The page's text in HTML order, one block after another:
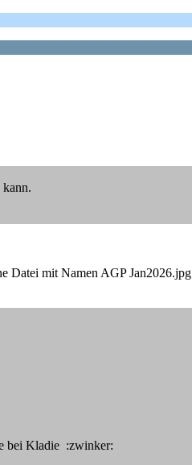
kann.
Datei mit Namen AGP Jan2026.jpg
bei Kladie :zwinker: